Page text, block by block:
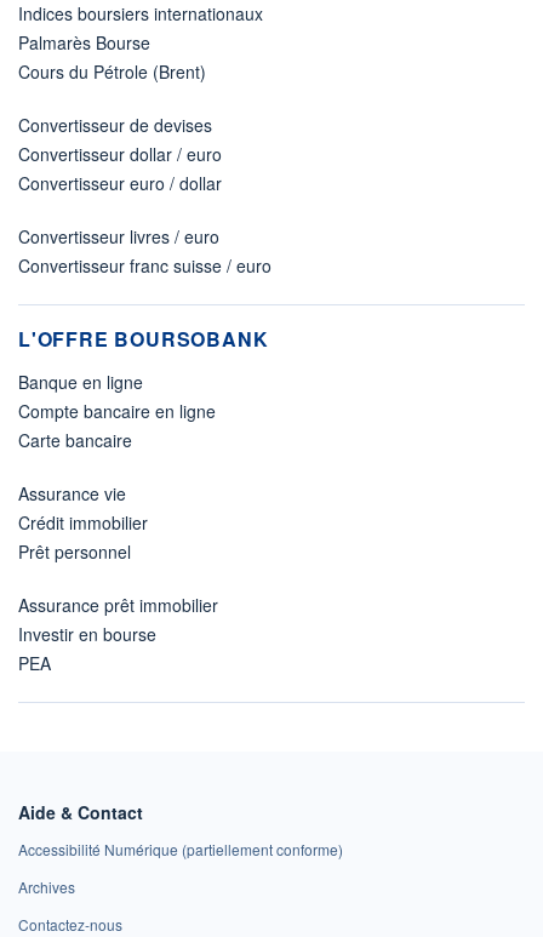
Indices boursiers internationaux
Palmarès Bourse
Cours du Pétrole (Brent)
Convertisseur de devises
Convertisseur dollar / euro
Convertisseur euro / dollar
Convertisseur livres / euro
Convertisseur franc suisse / euro
L'OFFRE BOURSOBANK
Banque en ligne
Compte bancaire en ligne
Carte bancaire
Assurance vie
Crédit immobilier
Prêt personnel
Assurance prêt immobilier
Investir en bourse
PEA
Aide & Contact
Accessibilité Numérique (partiellement conforme)
Archives
Contactez-nous